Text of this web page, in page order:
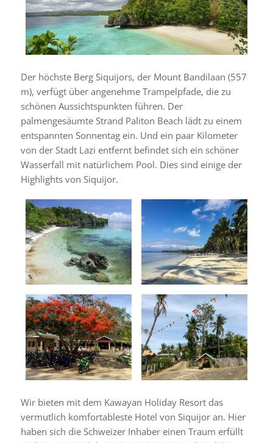
Der höchste Berg Siquijors, der Mount Bandilaan (557
m), verfügt über angenehme Trampelpfade, die zu
schönen Aussichtspunkten führen. Der
palmengesäumte Strand Paliton Beach lädt zu einem
entspannten Sonnentag ein. Und ein paar Kilometer
von der Stadt Lazi entfernt befindet sich ein schöner
Wasserfall mit natürlichem Pool. Dies sind einige der
Highlights von Siquijor.
Wir bieten mit dem Kawayan Holiday Resort das
vermutlich komfortableste Hotel von Siquijor an. Hier
haben sich die Schweizer Inhaber einen Traum erfüllt